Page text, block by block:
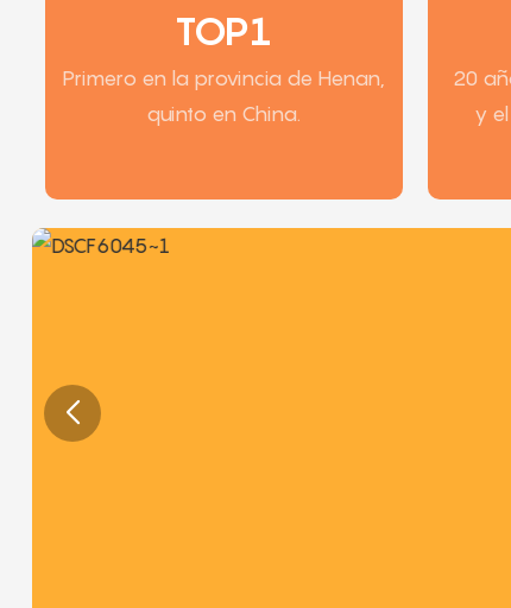
TOP1
Primero en la provincia de Henan,
quinto en China.
20
y